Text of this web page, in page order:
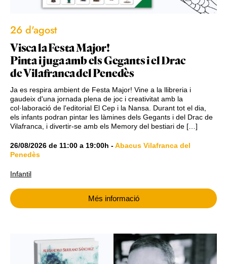
26 d'agost
Visca la Festa Major!
Pinta i juga amb els Gegants i el Drac
de Vilafranca del Penedès
Ja es respira ambient de Festa Major! Vine a la llibreria i
gaudeix d'una jornada plena de joc i creativitat amb la
col·laboració de l'editorial El Cep i la Nansa. Durant tot el dia,
els infants podran pintar les làmines dels Gegants i del Drac de
Vilafranca, i divertir-se amb els Memory del bestiari de […]
26/08/2026 de 11:00 a 19:00h -Abacus Vilafranca del
Penedès
Infantil
Més informació